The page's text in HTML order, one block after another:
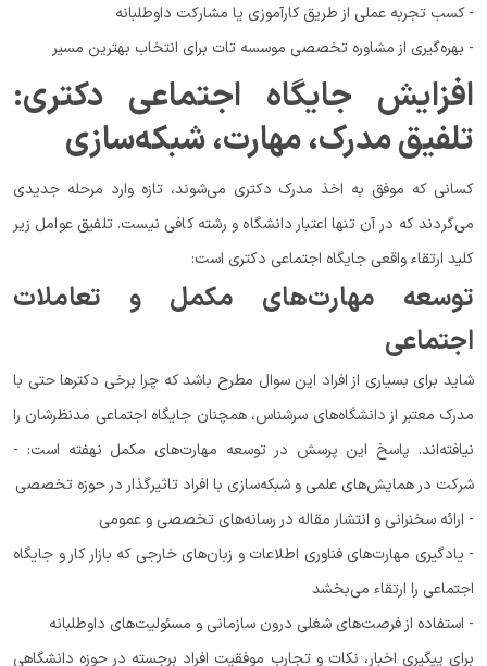
- کسب تجربه عملی از طریق کارآموزی یا مشارکت داوطلبانه
- بهره‌گیری از مشاوره تخصصی موسسه تات برای انتخاب بهترین مسیر
افزایش جایگاه اجتماعی دکتری:
تلفیق مدرک، مهارت، شبکه‌سازی
کسانی که موفق به اخذ مدرک دکتری می‌شوند، تازه وارد مرحله جدیدی
می‌گردند که در آن تنها اعتبار دانشگاه و رشته کافی نیست. تلفیق عوامل زیر
کلید ارتقاء واقعی جایگاه اجتماعی دکتری است:
توسعه مهارت‌های مکمل و تعاملات
اجتماعی
شاید برای بسیاری از افراد این سوال مطرح باشد که چرا برخی دکترها حتی با
مدرک معتبر از دانشگاه‌های سرشناس، همچنان جایگاه اجتماعی مدنظرشان را
نیافته‌اند. پاسخ این پرسش در توسعه مهارت‌های مکمل نهفته است: -
شرکت در همایش‌های علمی و شبکه‌سازی با افراد تاثیرگذار در حوزه تخصصی
- ارائه سخنرانی و انتشار مقاله در رسانه‌های تخصصی و عمومی
- یادگیری مهارت‌های فناوری اطلاعات و زبان‌های خارجی که بازار کار و جایگاه
اجتماعی را ارتقاء می‌بخشد
- استفاده از فرصت‌های شغلی درون سازمانی و مسئولیت‌های داوطلبانه
برای پیگیری اخبار، نکات و تجارب موفقیت افراد برجسته در حوزه دانشگاهی